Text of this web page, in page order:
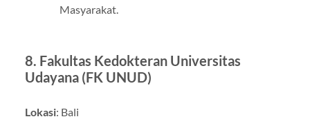
Masyarakat.
8. Fakultas Kedokteran Universitas
Udayana (FK UNUD)
Lokasi: Bali